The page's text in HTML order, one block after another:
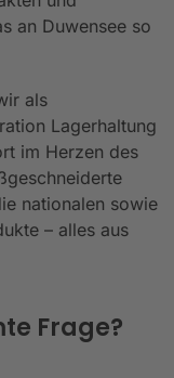
an Duwensee so
als
Lagerhaltung
im Herzen des
nationalen sowie
– alles aus
Frage?